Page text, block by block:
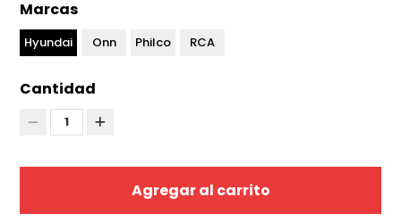
Marcas
Hyundai Onn Philco RCA
Cantidad
1
Agregar al carrito